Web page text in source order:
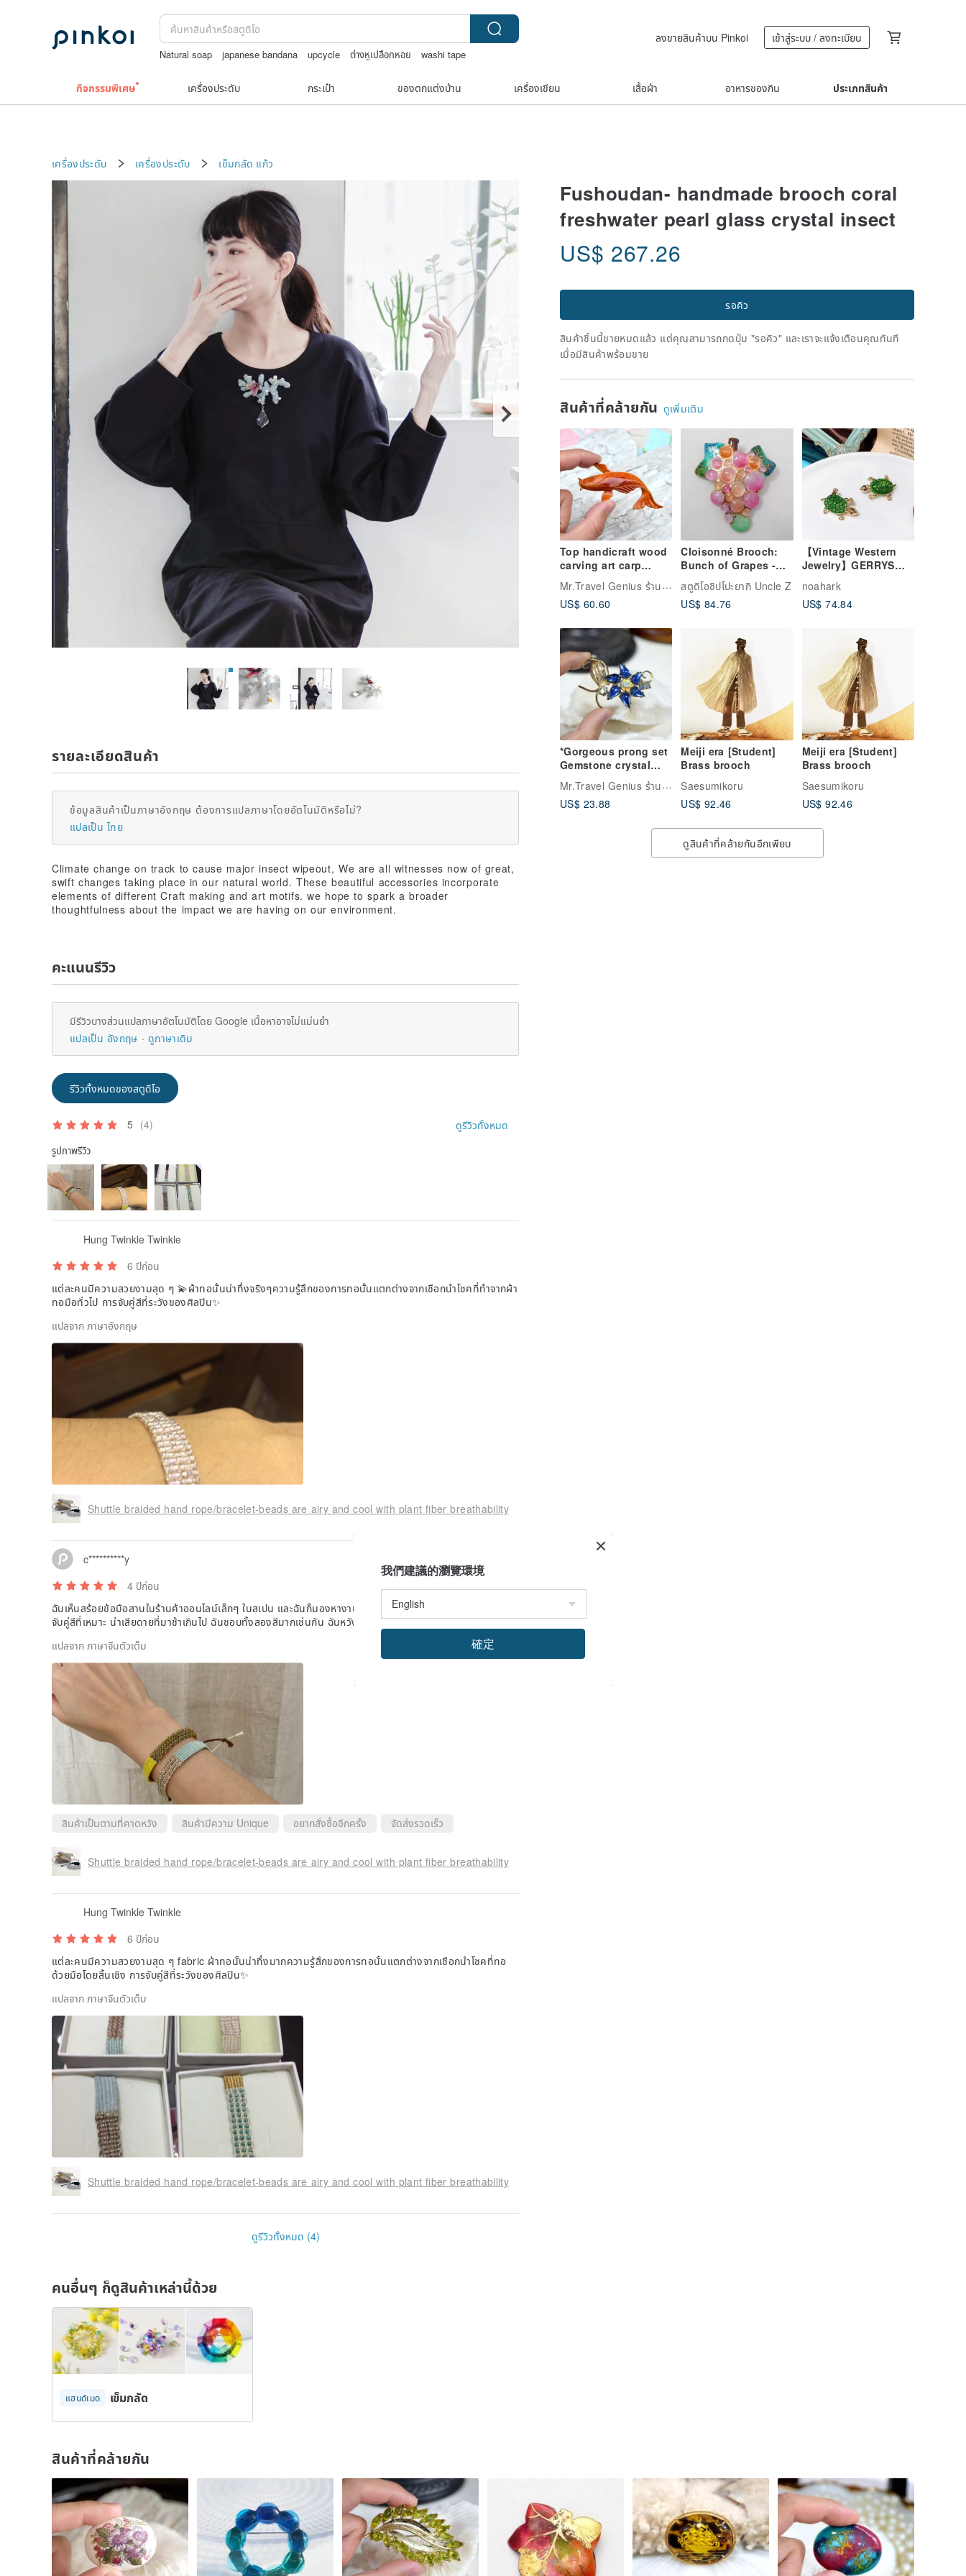
Natural soap japanese bandana upcycle ต่างหูเปลือกหอย
washi tape
ลงขายสินค้าบน Pinkoi เข้าสู่ระบบ / ลงทะเบียน
กิจกรรมพิเศษ เครื่องประดับ กระเป๋า ของตกแต่งบ้าน เครื่องเขียน เสื้อผ้า อาหารของกิน ประเภทสินค้า
เครื่องประดับ เครื่องประดับ เข็มกลัด แก้ว
Fushoudan- handmade brooch coral
freshwater pearl glass crystal insect
US$ 267.26
รอคิว
สินค้าชิ้นนี้ขายหมดแล้ว แต่คุณสามารถกดปุ่ม "รอคิว" และเราจะแจ้งเตือนคุณทันที
เมื่อมีสินค้าพร้อมขาย
สินค้าที่คล้ายกัน ดูเพิ่มเติม
Top handicraft wood
carving art carp
brooch Japanese
high-end second-
hand middle age
Mr.Travel Genius ร้านขายของโบราณ
US$ 60.60
Cloisonné Brooch:
Bunch of Grapes -
Red - Silver Plate
สตูดิโอชิปโปะยากิ Uncle Z
US$ 84.76
【Vintage Western
Jewelry】GERRYS
Pair of Brooches with
Lustrous Green
Enamel Turtles and
noahark
US$ 74.84
*Gorgeous prong set
Gemstone crystal
gem flower brooch
Noble and elegant
Japanese high-end
Mr.Travel Genius ร้านขายของโบราณ
US$ 23.88
Meiji era [Student]
Brass brooch
Saesumikoru
US$ 92.46
Meiji era [Student]
Brass brooch
Saesumikoru
US$ 92.46
ดูสินค้าที่คล้ายกันอีกเพียบ
รายละเอียดสินค้า
ข้อมูลสินค้าเป็นภาษาอังกฤษ ต้องการแปลภาษาโดยอัตโนมัติหรือไม่?
แปลเป็น ไทย
Climate change on track to cause major insect wipeout, We are all witnesses now of great,
swift changes taking place in our natural world. These beautiful accessories incorporate
elements of different Craft making and art motifs. we hope to spark a broader
thoughtfulness about the impact we are having on our environment.
คะแนนรีวิว
มีรีวิวบางส่วนแปลภาษาอัตโนมัติโดย Google เนื้อหาอาจไม่แม่นยำ
แปลเป็น อังกฤษ
ดูภาษาเดิม
รีวิวทั้งหมดของสตูดิโอ
5 (4) ดูรีวิวทั้งหมด
รูปภาพรีวิว
Hung Twinkle Twinkle
6 ปีก่อน
แต่ละคนมีความสวยงามสุด ๆ 💫ผ้าทอนั้นน่าทึ่งจริงๆความรู้สึกของการทอนั้นแตกต่างจากเชือกนำโชคที่ทำจากผ้า
ทอมือทั่วไป การจับคู่สีที่ระวังของศิลปิน✨
แปลจาก ภาษาอังกฤษ
Shuttle braided hand rope/bracelet-beads are airy and cool with plant fiber breathability
c**********y
4 ปีก่อน
ฉันเห็นสร้อยข้อมือสานในร้านค้าออนไลน์เล็กๆ ในสเปน และฉันก็มองหางานที่คล้ายกัน ในที่สุดก็พบรูปแบบและการ
จับคู่สีที่เหมาะ น่าเสียดายที่มาช้าเกินไป ฉันชอบทั้งสองสีมากเช่นกัน ฉันหวังว่า จะมีงานสร้อยข้อมือใหม่ๆ~
แปลจาก ภาษาจีนตัวเต็ม
สินค้าเป็นตามที่คาดหวัง สินค้ามีความ Unique อยากสั่งซื้ออีกครั้ง จัดส่งรวดเร็ว
Shuttle braided hand rope/bracelet-beads are airy and cool with plant fiber breathability
Hung Twinkle Twinkle
6 ปีก่อน
แต่ละคนมีความสวยงามสุด ๆ fabric ผ้าทอนั้นน่าทึ่งมากความรู้สึกของการทอนั้นแตกต่างจากเชือกนำโชคที่ทอ
ด้วยมือโดยสิ้นเชิง การจับคู่สีที่ระวังของศิลปิน✨
แปลจาก ภาษาจีนตัวเต็ม
Shuttle braided hand rope/bracelet-beads are airy and cool with plant fiber breathability
ดูรีวิวทั้งหมด (4)
คนอื่นๆ ก็ดูสินค้าเหล่านี้ด้วย
แฮนด์เมด เข็มกลัด
สินค้าที่คล้ายกัน
我們建議的瀏覽環境
確定